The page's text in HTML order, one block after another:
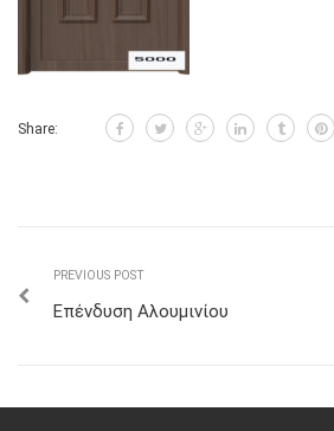
Share:
PREVIOUS POST
Επένδυση Αλουμινίου